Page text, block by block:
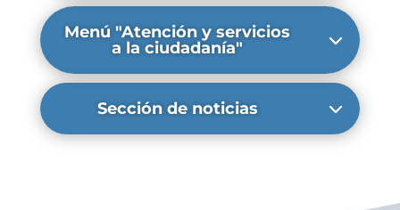
Menú "Atención y servicios
a la ciudadanía"
Sección de noticias